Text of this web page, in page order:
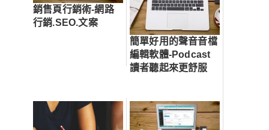
銷售頁行銷術-網路
行銷.SEO.文案
簡單好用的聲音音檔
編輯軟體-Podcast
讀者聽起來更舒服